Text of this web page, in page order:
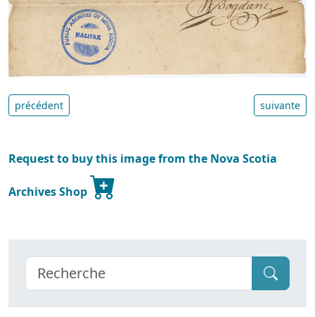
précédent suivante
Request to buy this image from the Nova Scotia
Archives Shop